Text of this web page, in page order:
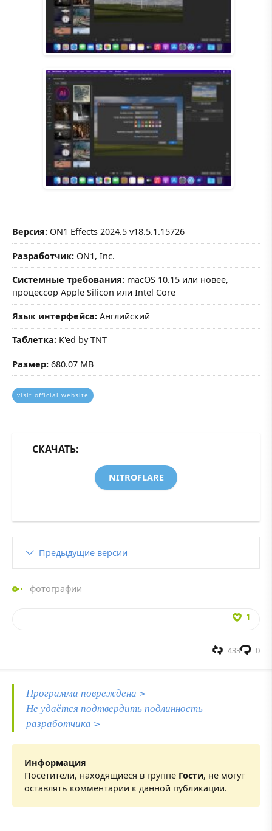
Версия: ON1 Effects 2024.5 v18.5.1.15726
Разработчик: ON1, Inc.
Системные требования: macOS 10.15 или новее,
процессор Apple Silicon или Intel Core
Язык интерфейса: Английский
Таблетка: K'ed by TNT
Размер: 680.07 MB
visit official website
СКАЧАТЬ:
NITROFLARE
Предыдущие версии
фотографии
1
0
433
Программа повреждена >
Не удаётся подтвердить подлинность
разработчика >
Информация
Посетители, находящиеся в группе Гости, не могут
оставлять комментарии к данной публикации.